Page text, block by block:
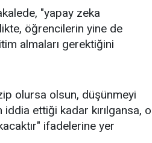
"yapay zeka
öğrencilerin yine de
almaları gerektiğini
olursa olsun, düşünmeyi
iddia ettiği kadar kırılgansa, o
ifadelerine yer